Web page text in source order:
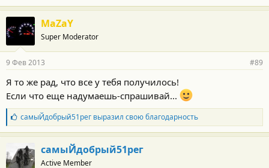
MaZaY
Super Moderator
9 Фев 2013 #89
Я то же рад, что все у тебя получилось!
Если что еще надумаешь-спрашивай...
Б
л
а
о
д
самыЙдобрый51регвыразил свою благодарность
самыЙдобрый51рег
Active Member